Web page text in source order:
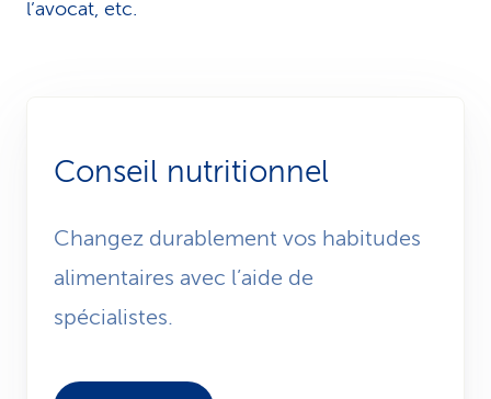
l’avocat, etc.
Conseil nutritionnel
Changez durablement vos habitudes
alimentaires avec l’aide de
spécialistes.